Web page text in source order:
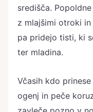
središča.
z mlajšimi otroki
pa pridejo tisti, ki
ter mladina.
Včasih kdo
ogenj in peče